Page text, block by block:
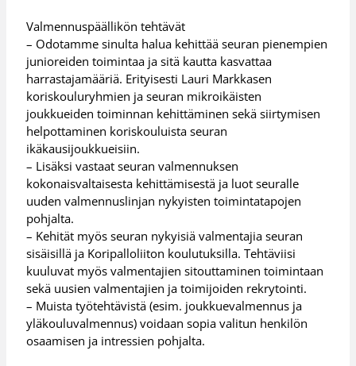
Valmennuspäällikön tehtävät
– Odotamme sinulta halua kehittää seuran pienempien
junioreiden toimintaa ja sitä kautta kasvattaa
harrastajamääriä. Erityisesti Lauri Markkasen
koriskouluryhmien ja seuran mikroikäisten
joukkueiden toiminnan kehittäminen sekä siirtymisen
helpottaminen koriskouluista seuran
ikäkausijoukkueisiin.
– Lisäksi vastaat seuran valmennuksen
kokonaisvaltaisesta kehittämisestä ja luot seuralle
uuden valmennuslinjan nykyisten toimintatapojen
pohjalta.
– Kehität myös seuran nykyisiä valmentajia seuran
sisäisillä ja Koripalloliiton koulutuksilla. Tehtäviisi
kuuluvat myös valmentajien sitouttaminen toimintaan
sekä uusien valmentajien ja toimijoiden rekrytointi.
– Muista työtehtävistä (esim. joukkuevalmennus ja
yläkouluvalmennus) voidaan sopia valitun henkilön
osaamisen ja intressien pohjalta.